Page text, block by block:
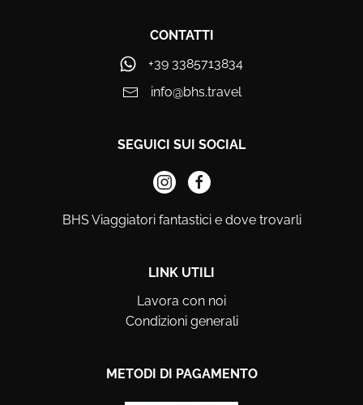
CONTATTI
+39 3385713834
info@bhs.travel
SEGUICI SUI SOCIAL
BHS Viaggiatori fantastici e dove trovarli
LINK UTILI
Lavora con noi
Condizioni generali
METODI DI PAGAMENTO